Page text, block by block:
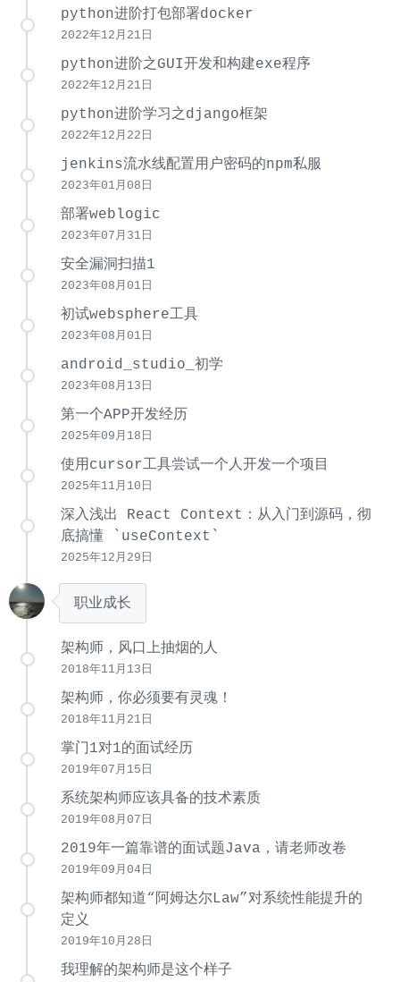
python进阶打包部署docker
2022年12月21日
python进阶之GUI开发和构建exe程序
2022年12月21日
python进阶学习之django框架
2022年12月22日
jenkins流水线配置用户密码的npm私服
2023年01月08日
部署weblogic
2023年07月31日
安全漏洞扫描1
2023年08月01日
初试websphere工具
2023年08月01日
android_studio_初学
2023年08月13日
第一个APP开发经历
2025年09月18日
使用cursor工具尝试一个人开发一个项目
2025年11月10日
深入浅出 React Context：从入门到源码，彻
底搞懂 `useContext`
2025年12月29日
职业成长
架构师，风口上抽烟的人
2018年11月13日
架构师，你必须要有灵魂！
2018年11月21日
掌门1对1的面试经历
2019年07月15日
系统架构师应该具备的技术素质
2019年08月07日
2019年一篇靠谱的面试题Java，请老师改卷
2019年09月04日
架构师都知道“阿姆达尔Law”对系统性能提升的
定义
2019年10月28日
我理解的架构师是这个样子